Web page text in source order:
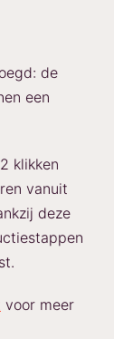
de
een
klikken
vanuit
deze
voor meer